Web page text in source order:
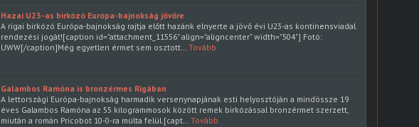
Hazai U23-as birkózó Európa-bajnokság jövőre
A rigai birkózó Európa-bajnokság rajtja előtt hazánk elnyerte a jövő évi U23-as kontinensviadal
rendezési jogát![caption id="attachment_11556" align="aligncenter" width="504"] Fotó:
UWW[/caption]Még egyetlen érmet sem osztott… Tovább
Galambos Ramóna is bronzérmes Rigában
A lettországi Európa-bajnokság harmadik versenynapjának esti helyosztóján a mindössze 19
éves Galambos Ramóna az 55 kilogrammosok között remek birkózással bronzérmet szerzett,
miután a román Pricobot 10-0-ra múlta felül.[capt… Tovább